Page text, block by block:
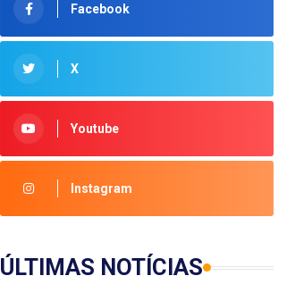
Facebook
X
Youtube
Instagram
ÚLTIMAS NOTÍCIAS